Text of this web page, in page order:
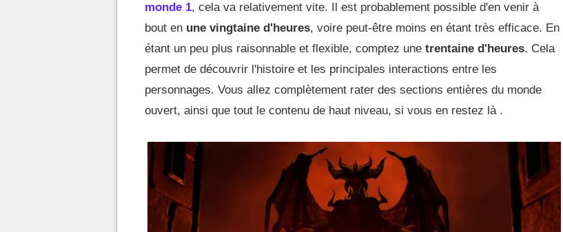
monde 1, cela va relativement vite. Il est probablement possible d'en venir à
bout en une vingtaine d'heures, voire peut-être moins en étant très efficace. En
étant un peu plus raisonnable et flexible, comptez une trentaine d'heures. Cela
permet de découvrir l'histoire et les principales interactions entre les
personnages. Vous allez complètement rater des sections entières du monde
ouvert, ainsi que tout le contenu de haut niveau, si vous en restez là .